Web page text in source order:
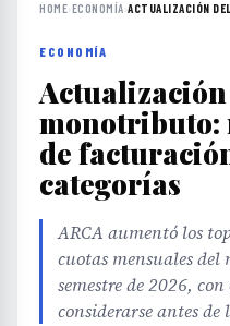
HOME›ECONOMÍA›ACTUALIZACIÓN
ECONOMÍA
monotributo:
de
categorías
ARCA aumentó los
cuotas mensuales
semestre de 2026,
considerarse antes